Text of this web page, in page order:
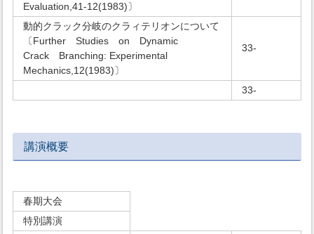
Evaluation,41-12(1983)〕
動的クラック分岐のクラィテリオンについて
〔Further Studies on Dynamic
Crack Branching: Experimental
Mechanics,12(1983)〕
33-
33-
講演概要
春期大会
特別講演